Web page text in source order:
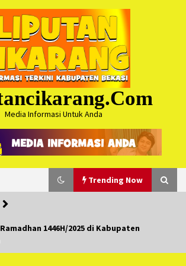
Media Informasi Untuk Anda
Trending Now
1446H/2025 di Kabupaten